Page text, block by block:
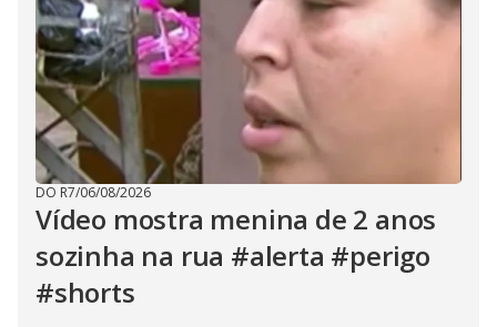
DO R7/06/08/2026
Vídeo mostra menina de 2 anos
sozinha na rua #alerta #perigo
#shorts